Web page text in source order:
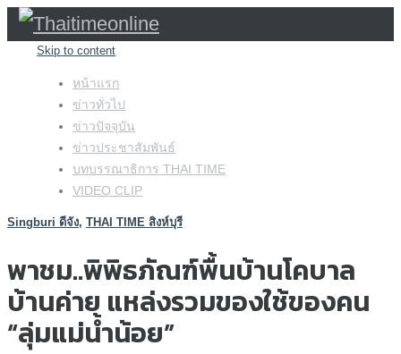
Skip to content
หน้าแรก
ข่าวทั่วไป
ข่าวปัจจุบัน
ข่าวประชาสัมพันธ์
บทบรรณาธิการ THAI TIME
VIDEO CLIP
Singburi ดีจัง, THAI TIME สิงห์บุรี
พาชม..พิพิธภัณฑ์พื้นบ้านโคบาล
บ้านค่าย แหล่งรวมของใช้ของคน
“ลุ่มแม่น้ำน้อย”